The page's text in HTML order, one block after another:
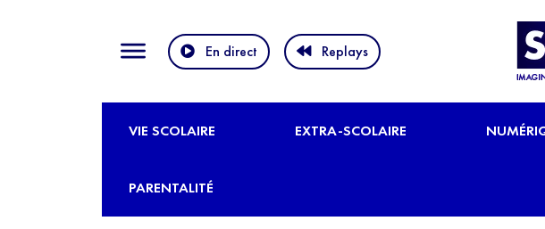
En direct Replays
VIE SCOLAIRE EXTRA-SCOLAIRE
PARENTALITÉ